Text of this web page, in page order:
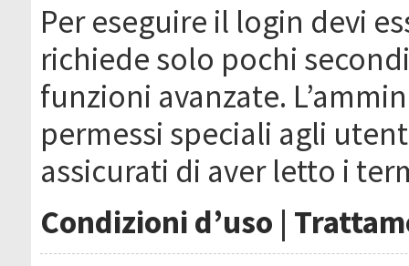
Per eseguire il login devi
richiede solo pochi
funzioni avanzate.
permessi speciali agli
assicurati di aver letto i
Condizioni d’uso |